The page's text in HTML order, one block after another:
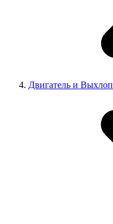
Двигатель и Выхлоп